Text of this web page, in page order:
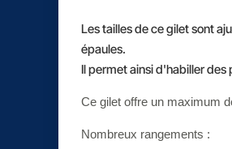
Les tailles de ce gilet sont
épaules.
Il permet ainsi d'habiller des
Ce gilet offre un maximum
Nombreux rangements :